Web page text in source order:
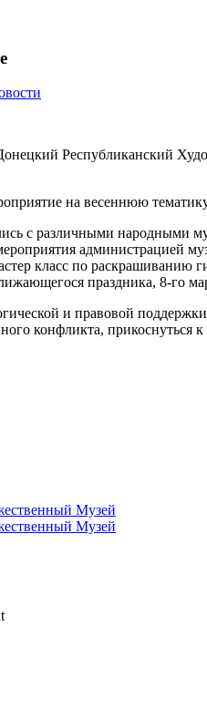
Республиканский
на весеннюю
с различными народными
класс по раскрашиванию
праздника, 8-го
и правовой
конфликта, прикоснуться